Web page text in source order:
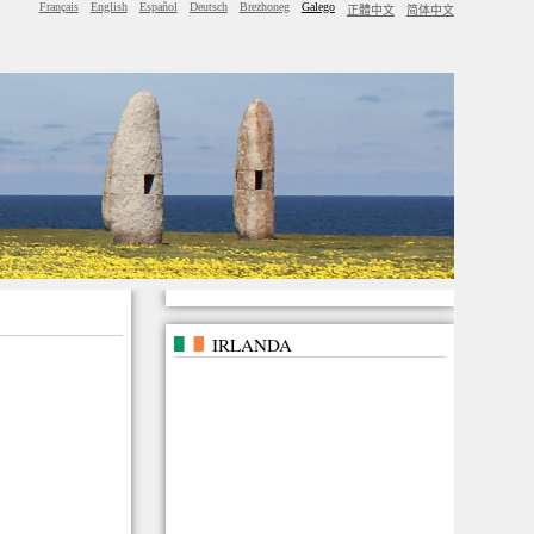
Français English Español Deutsch Brezhoneg Galego 正體中文 简体中文
IRLANDA